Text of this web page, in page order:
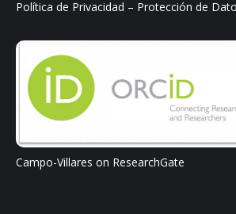
Política de Privacidad – Protección de
Campo-Villares on ResearchGate